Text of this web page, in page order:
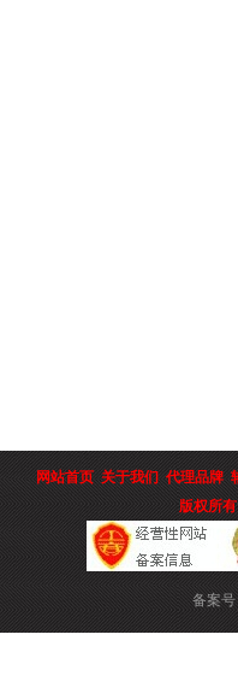
网站首页 关于我们 代理品牌
版权所
备案号